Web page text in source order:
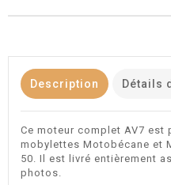
Description Détails
Ce moteur complet AV7 est
mobylettes Motobécane et
50. Il est livré entièrement
photos.